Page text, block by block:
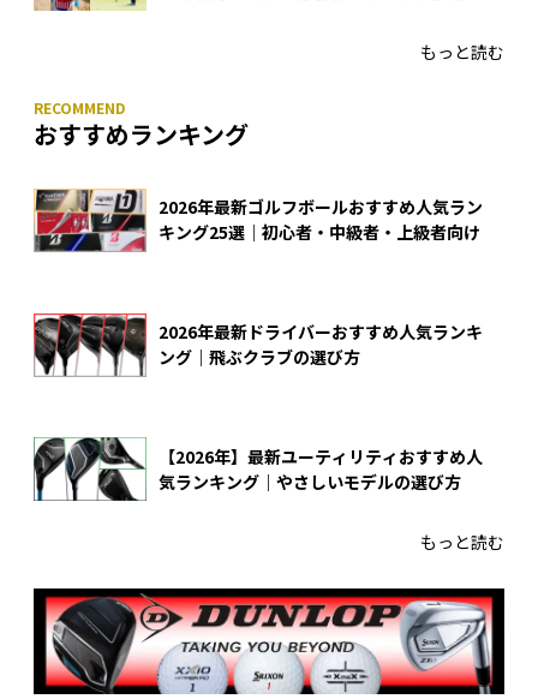
もっと読む
おすすめランキング
2026年最新ゴルフボールおすすめ人気ラン
キング25選｜初心者・中級者・上級者向け
2026年最新ドライバーおすすめ人気ランキ
ング｜飛ぶクラブの選び方
【2026年】最新ユーティリティおすすめ人
気ランキング｜やさしいモデルの選び方
もっと読む